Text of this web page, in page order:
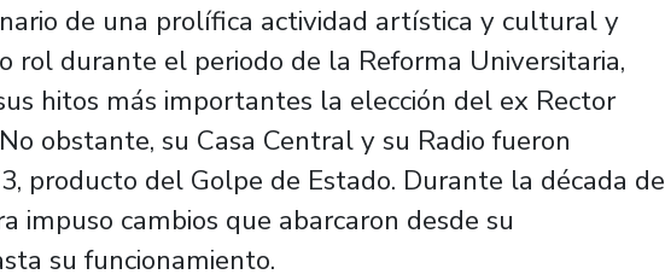
de una prolífica actividad artística y cultural y
rol durante el periodo de la Reforma Universitaria,
hitos más importantes la elección del ex Rector
obstante, su Casa Central y su Radio fueron
producto del Golpe de Estado. Durante la década de
impuso cambios que abarcaron desde su
su funcionamiento.